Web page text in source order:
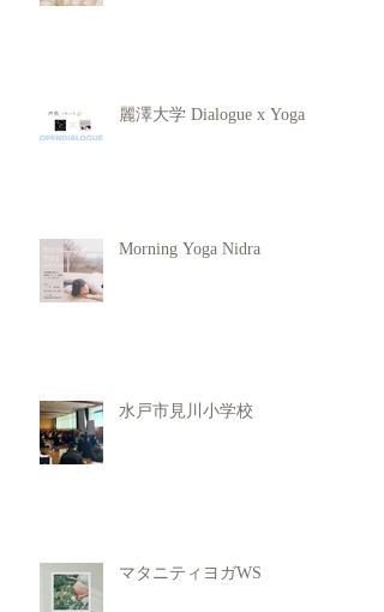
麗澤大学 Dialogue x Yoga
Morning Yoga Nidra
水戸市見川小学校
マタニティヨガWS